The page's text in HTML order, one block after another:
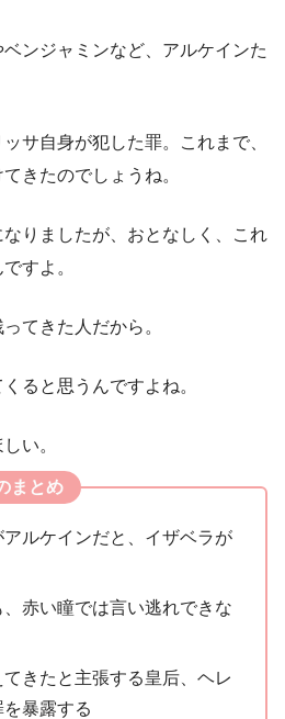
ンジャミンなど、アルケインた
サ自身が犯した罪。これまで、
きたのでしょうね。
りましたが、おとなしく、これ
すよ。
てきた人だから。
ると思うんですよね。
い。
まとめ
アルケインだと、イザベラが
、赤い瞳では言い逃れできな
てきたと主張する皇后、ヘレ
暴露する